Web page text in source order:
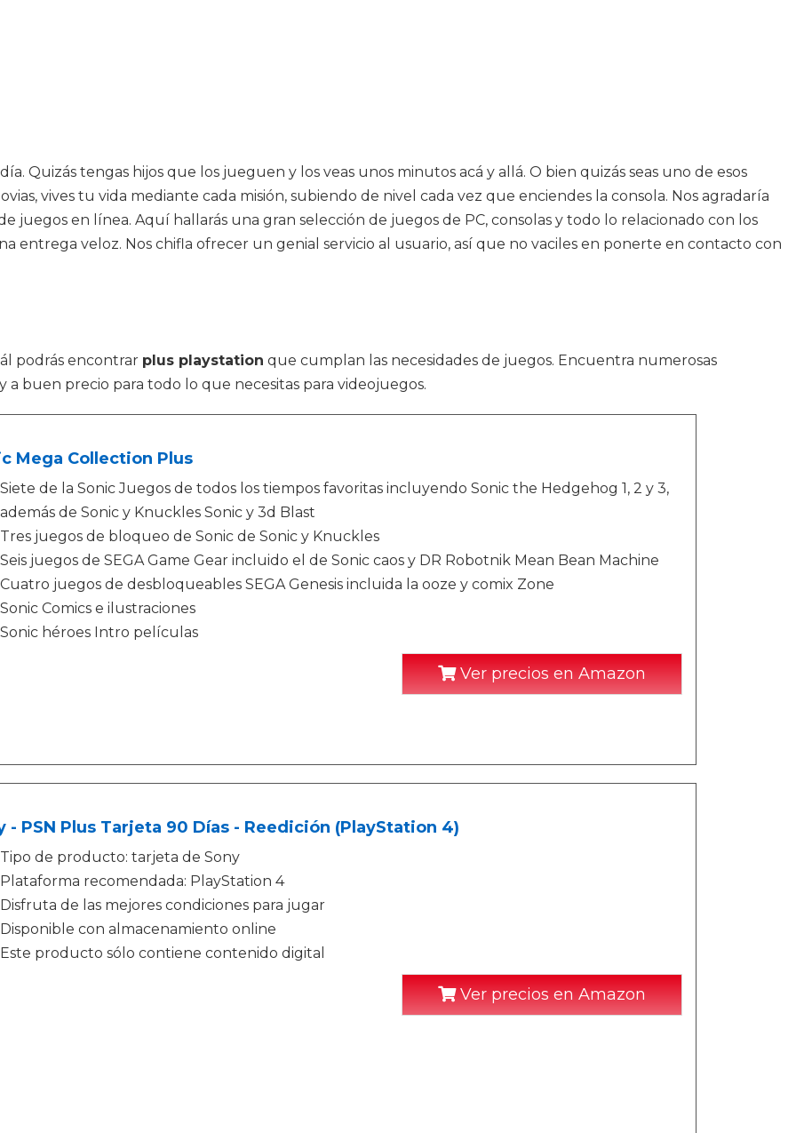
Quizás tengas hijos que los jueguen y los veas unos minutos acá y allá. O bien quizás seas uno de esos
vives tu vida mediante cada misión, subiendo de nivel cada vez que enciendes la consola. Nos agradaría
en línea. Aquí hallarás una gran selección de juegos de PC, consolas y todo lo relacionado con los
entrega veloz. Nos chifla ofrecer un genial servicio al usuario, así que no vaciles en ponerte en contacto con
podrás encontrar plus playstation que cumplan las necesidades de juegos. Encuentra numerosas
buen precio para todo lo que necesitas para videojuegos.
Mega Collection Plus
Siete de la Sonic Juegos de todos los tiempos favoritas incluyendo Sonic the Hedgehog 1, 2 y 3,
además de Sonic y Knuckles Sonic y 3d Blast
Tres juegos de bloqueo de Sonic de Sonic y Knuckles
Seis juegos de SEGA Game Gear incluido el de Sonic caos y DR Robotnik Mean Bean Machine
Cuatro juegos de desbloqueables SEGA Genesis incluida la ooze y comix Zone
Sonic Comics e ilustraciones
Sonic héroes Intro películas
Ver precios en Amazon
- PSN Plus Tarjeta 90 Días - Reedición (PlayStation 4)
Tipo de producto: tarjeta de Sony
Plataforma recomendada: PlayStation 4
Disfruta de las mejores condiciones para jugar
Disponible con almacenamiento online
Este producto sólo contiene contenido digital
Ver precios en Amazon